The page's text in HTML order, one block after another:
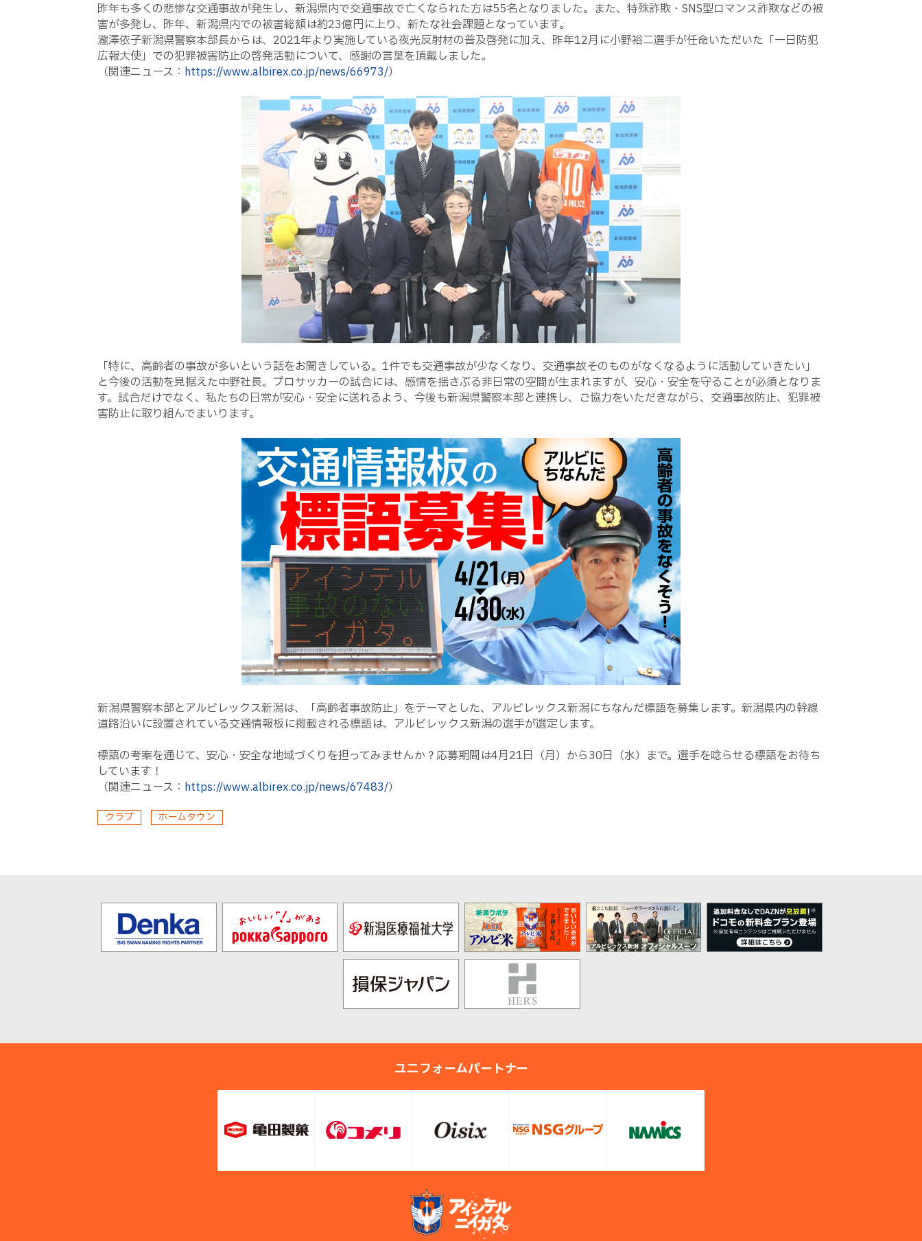
昨年も多くの悲惨な交通事故が発生し、新潟県内で交通事故で亡くなられた方は55名となりました。また、特殊詐欺・SNS型ロマンス詐欺などの被
害が多発し、昨年、新潟県内での被害総額は約23億円に上り、新たな社会課題となっています。
瀧澤依子新潟県警察本部長からは、2021年より実施している夜光反射材の普及啓発に加え、昨年12月に小野裕二選手が任命いただいた「一日防犯
広報大使」での犯罪被害防止の啓発活動について、感謝の言葉を頂戴しました。
（関連ニュース： https://www.albirex.co.jp/news/66973/）
「特に、高齢者の事故が多いという話をお聞きしている。1件でも交通事故が少なくなり、交通事故そのものがなくなるように活動していきたい」
と今後の活動を見据えた中野社長。プロサッカーの試合には、感情を揺さぶる非日常の空間が生まれますが、安心・安全を守ることが必須となりま
す。試合だけでなく、私たちの日常が安心・安全に送れるよう、今後も新潟県警察本部と連携し、ご協力をいただきながら、交通事故防止、犯罪被
害防止に取り組んでまいります。
新潟県警察本部とアルビレックス新潟は、「高齢者事故防止」をテーマとした、アルビレックス新潟にちなんだ標語を募集します。新潟県内の幹線
道路沿いに設置されている交通情報板に掲載される標語は、アルビレックス新潟の選手が選定します。
標語の考案を通じて、安心・安全な地域づくりを担ってみませんか？応募期間は4月21日（月）から30日（水）まで。選手を唸らせる標語をお待ち
しています！
（関連ニュース： https://www.albirex.co.jp/news/67483/）
クラブ ホームタウン
ユニフォームパートナー